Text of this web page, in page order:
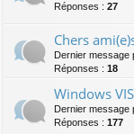
Réponses : 27
Chers
Dernier message
Réponses : 18
Windows
Dernier message
Réponses : 177